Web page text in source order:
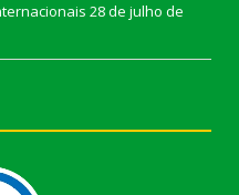
28 de julho de